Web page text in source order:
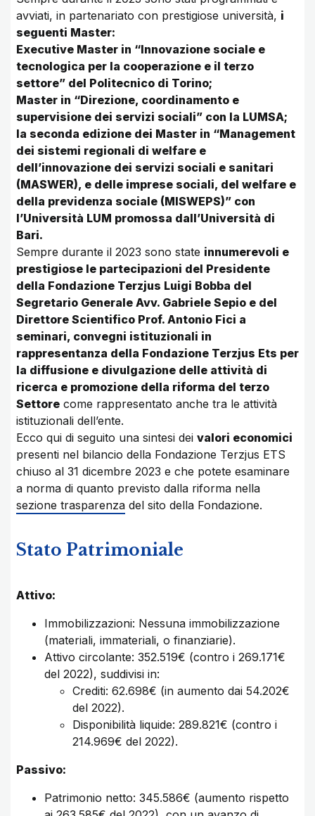
avviati, in partenariato con prestigiose università, i
seguenti Master:
Executive Master in “Innovazione sociale e
tecnologica per la cooperazione e il terzo
settore” del Politecnico di Torino;
Master in “Direzione, coordinamento e
supervisione dei servizi sociali” con la LUMSA;
la seconda edizione dei Master in “Management
dei sistemi regionali di welfare e
dell’innovazione dei servizi sociali e sanitari
(MASWER), e delle imprese sociali, del welfare e
della previdenza sociale (MISWEPS)” con
l’Università LUM promossa dall’Università di
Bari.
Sempre durante il 2023 sono state innumerevoli e
prestigiose le partecipazioni del Presidente
della Fondazione Terzjus Luigi Bobba del
Segretario Generale Avv. Gabriele Sepio e del
Direttore Scientifico Prof. Antonio Fici a
seminari, convegni istituzionali in
rappresentanza della Fondazione Terzjus Ets per
la diffusione e divulgazione delle attività di
ricerca e promozione della riforma del terzo
Settore come rappresentato anche tra le attività
istituzionali dell’ente.
Ecco qui di seguito una sintesi dei valori economici
presenti nel bilancio della Fondazione Terzjus ETS
chiuso al 31 dicembre 2023 e che potete esaminare
a norma di quanto previsto dalla riforma nella
sezione trasparenza del sito della Fondazione.
Stato Patrimoniale
Attivo:
Immobilizzazioni: Nessuna immobilizzazione
(materiali, immateriali, o finanziarie).
Attivo circolante: 352.519€ (contro i 269.171€
del 2022), suddivisi in:
Crediti: 62.698€ (in aumento dai 54.202€
del 2022).
Disponibilità liquide: 289.821€ (contro i
214.969€ del 2022).
Passivo:
Patrimonio netto: 345.586€ (aumento rispetto